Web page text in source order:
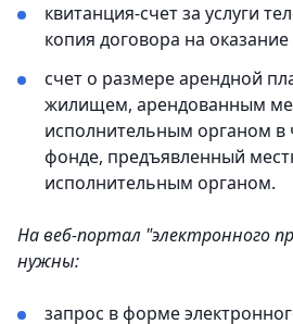
квитанция-счет за услуги
копия договора на оказание
счет о размере арендной
жилищем, арендованным
исполнительным органом
фонде, предъявленный
исполнительным органом.
На веб-портал "электронного
нужны:
запрос в форме